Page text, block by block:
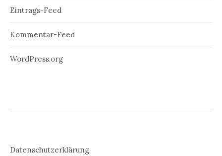
Eintrags-Feed
Kommentar-Feed
WordPress.org
Datenschutzerklärung